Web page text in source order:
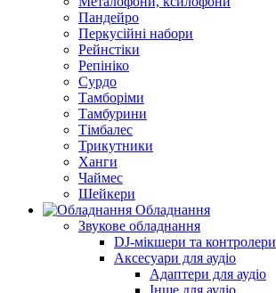
Пандейро
Перкусійні набори
Рейнстіки
Репініко
Сурдо
Тамборіми
Тамбурини
Тімбалес
Трикутники
Ханги
Чаймес
Шейкери
Обладнання
Звукове обладнання
DJ-мікшери та контролери
Аксесуари для аудіо
Адаптери для аудіо
Інше для аудіо